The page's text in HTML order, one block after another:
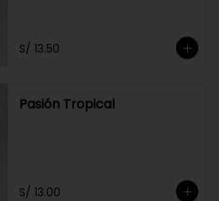
S/ 13.50
Pasión Tropical
S/ 13.00